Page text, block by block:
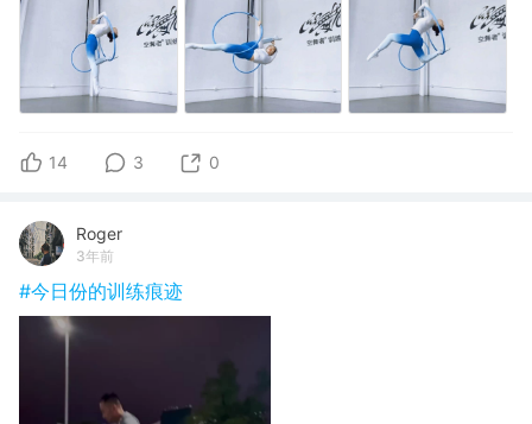
14 3 0
Roger
3年前
#今日份的训练痕迹